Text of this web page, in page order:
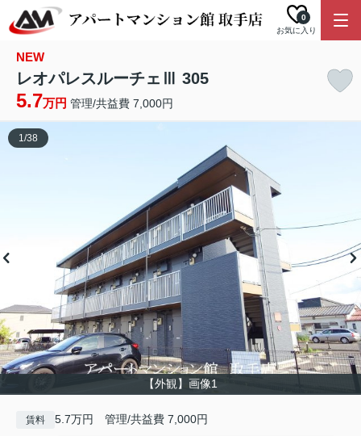
お気に入り
0
NEW
レオパレスルーチェⅢ 305
5.7万円 管理/共益費 7,000円
【外観】画像1
1/38
賃料 5.7万円 管理/共益費 7,000円